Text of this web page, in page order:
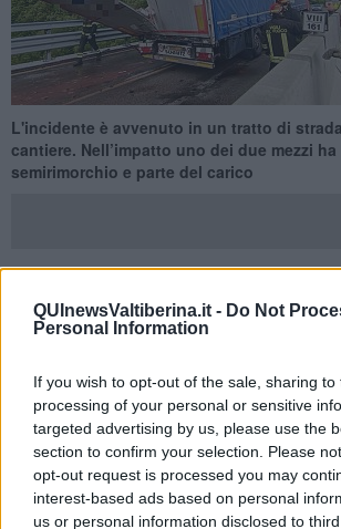
QUInewsValtiberina.it - Do Not
Personal Information
If you wish to opt-out of the sale, sharing
processing of your personal or sensitive
targeted advertising by us, please use the
section to confirm your selection. Please
opt-out request is processed you may
interest-based ads based on personal
us or personal information disclosed to
L'incidente è avvenuto in un tratto di
cantiere. Nell’impatto uno dei due mezzi
semirimorchio e parte del carico
PIEVE SANTO STEFANO —Brutto incidente
E45 all’altezza di Valsavignone. Il sinistro ha
strada interessato da un cantiere stradale e
circolazione in una sola carreggiata, sono
Nell’impatto uno dei due autoarticolati ha
parte del carico di pomodori. Gli autisti di
rimasti feriti.
Sul posto sono intervenuti i vigili del fuoco del
Sansepolcro, con l’ausilio della Autogru